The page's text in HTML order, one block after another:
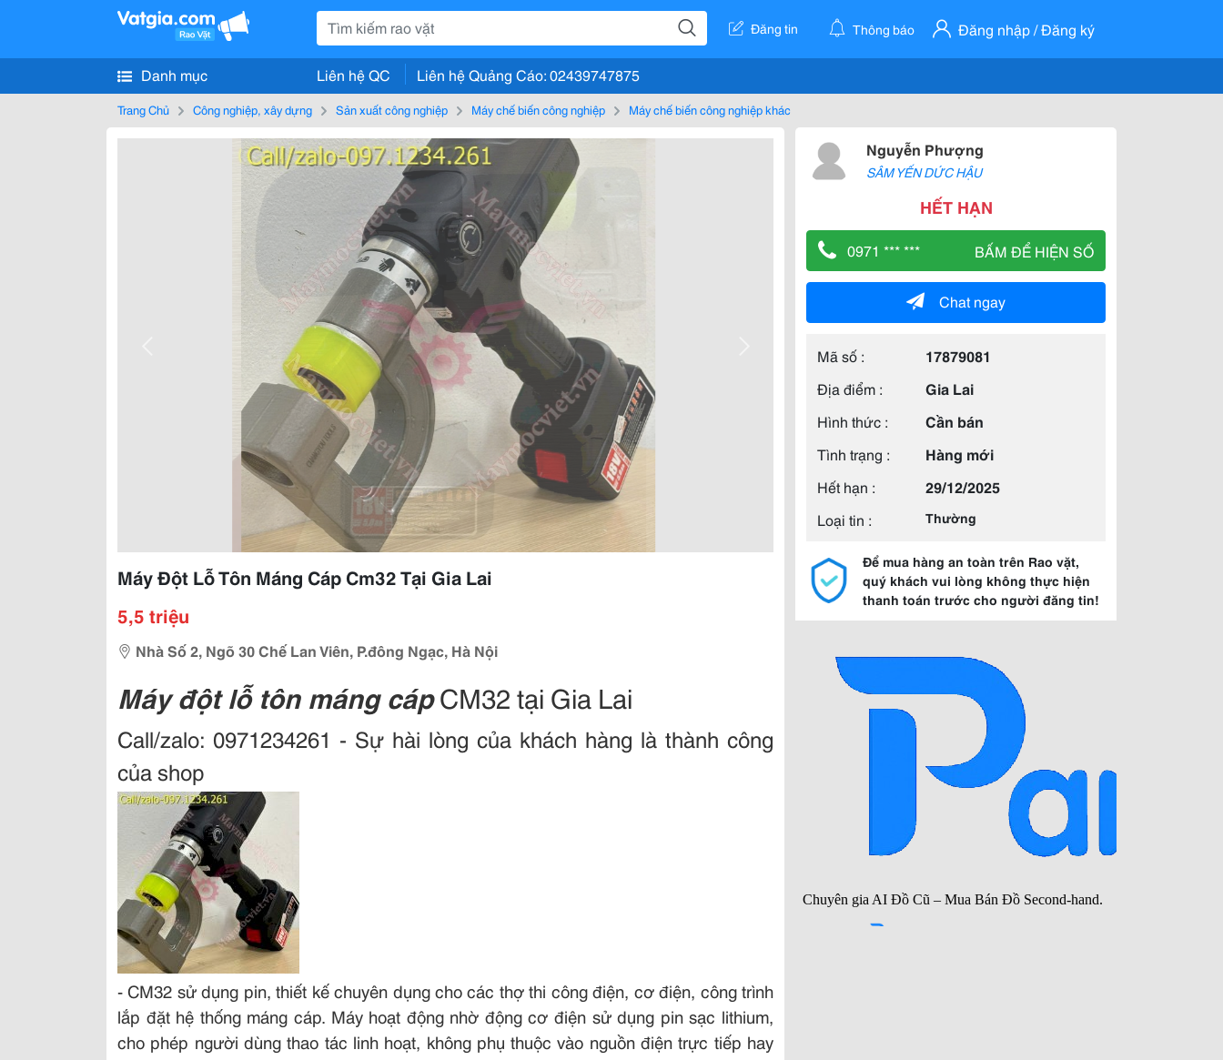
Đăng tin Thông báo Đăng nhập / Đăng ký
Danh mục Liên hệ QC Liên hệ Quảng Cáo: 02439747875
Trang Chủ Công nghiệp, xây dựng Sản xuất công nghiệp Máy chế biến công nghiệp Máy chế biến công nghiệp khác
Máy Đột Lỗ Tôn Máng Cáp Cm32 Tại Gia Lai
5,5 triệu
Nhà Số 2, Ngõ 30 Chế Lan Viên, P.đông Ngạc, Hà Nội
Máy đột lỗ tôn máng cápCM32 tại Gia Lai
Call/zalo: 0971234261 - Sự hài lòng của khách hàng là thành công
của shop
- CM32 sử dụng pin, thiết kế chuyên dụng cho các thợ thi công điện, cơ điện, công trình
lắp đặt hệ thống máng cáp. Máy hoạt động nhờ động cơ điện sử dụng pin sạc lithium,
cho phép người dùng thao tác linh hoạt, không phụ thuộc vào nguồn điện trực tiếp hay
Nguyễn Phượng
SÂM YẾN DỨC HẬU
HẾT HẠN
0971 *** *** BẤM ĐỂ HIỆN SỐ
Chat ngay
Mã số :
17879081
Địa điểm :
Gia Lai
Hình thức :
Cần bán
Tình trạng :
Hàng mới
Hết hạn :
29/12/2025
Loại tin :
Thường
Để mua hàng an toàn trên Rao vặt,
quý khách vui lòng không thực hiện
thanh toán trước cho người đăng tin!